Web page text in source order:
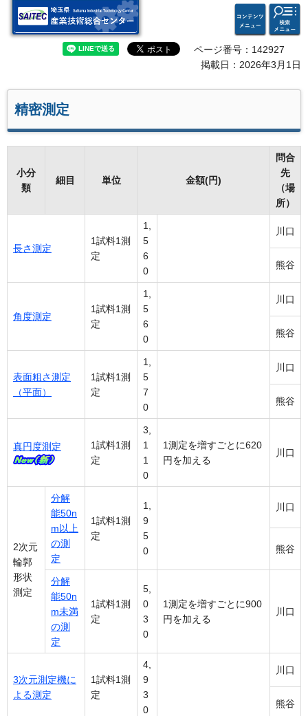
埼玉県 産業技術総合セン
コンテ
ンツメ
ニュー
検索・
共通メ
ニュー
ページ番号：142927
掲載日：2026年3月1日
精密測定
小分
類
細目 単位 金額(円)
問合
先
（場
所）
長さ測定
1試料1測
定
1,
5
6
0
川口
熊谷
角度測定
1試料1測
定
1,
5
6
0
川口
熊谷
表面粗さ測定
（平面）
1試料1測
定
1,
5
7
0
川口
熊谷
真円度測定
1試料1測
定
3,
1
1
0
1測定を増すごとに620
円を加える
川口
2次元
輪郭
形状
測定
分解
能50n
m以上
の測
定
1試料1測
定
1,
9
5
0
川口
熊谷
分解
能50n
m未満
の測
定
1試料1測
定
5,
0
3
0
1測定を増すごとに900
円を加える
川口
3次元測定機に
よる測定
1試料1測
定
4,
9
3
0
川口
熊谷